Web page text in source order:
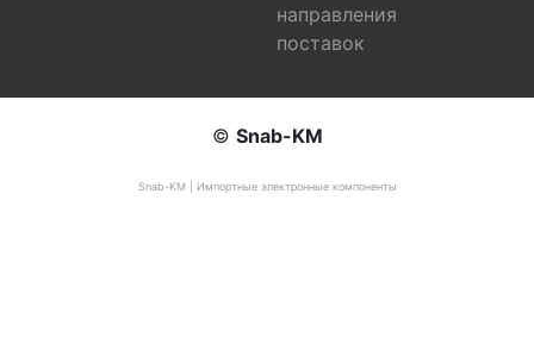
направления
поставок
© Snab-KM
Snab-KM | Импортные электронные компоненты